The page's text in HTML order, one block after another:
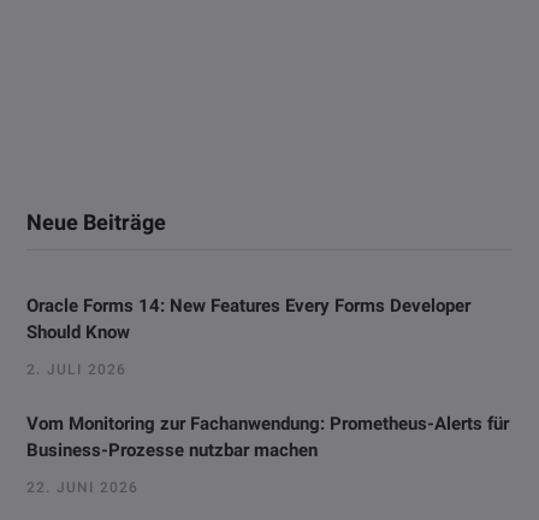
Neue Beiträge
Oracle Forms 14: New Features Every Forms Developer
Should Know
2. JULI 2026
Vom Monitoring zur Fachanwendung: Prometheus-Alerts für
Business-Prozesse nutzbar machen
22. JUNI 2026